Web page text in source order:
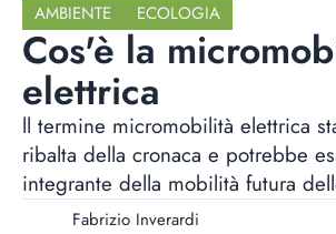
AMBIENTE ECOLOGIA
Cos'è la
elettrica
ll termine micromobilità elettrica
ribalta della cronaca e potrebbe
integrante della mobilità futura
Fabrizio Inverardi